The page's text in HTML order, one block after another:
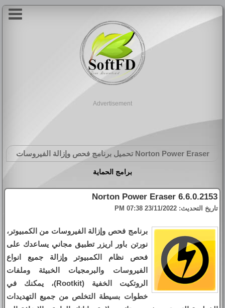
Advertisement
Norton Power Eraser تحميل برنامج فحص وإزالة الفيروسات
برامج الحماية
Norton Power Eraser 6.6.0.2153
تاريخ التحديث: 23/11/2022 07:38 PM
برنامج فحص وإزالة الفيروسات من الكمبيوتر،
نورتن باور اريزر تطبيق مجاني يساعدك على
فحص نظام الكمبيوتر وإزالة جميع انواع
الفيروسات والبرمجيات الخبيثة وملفات
الروتكيت الخفية (Rootkit)، يمكنك في
خطوات بسيطة التخلص من جميع التهديدات